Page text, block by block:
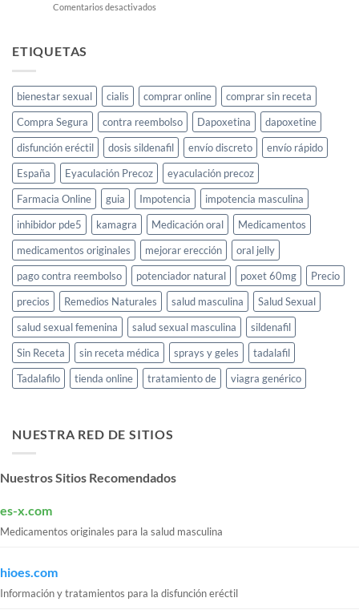
Comentarios desactivados
libido
femenina
y
cómo
usarlo
ETIQUETAS
bienestar sexual cialis comprar online
comprar sin receta
Compra Segura
contra reembolso Dapoxetina
dapoxetine
disfunción eréctil
dosis sildenafil envío discreto
envío rápido
España
Eyaculación Precoz
eyaculación precoz
Farmacia Online
guia Impotencia
impotencia masculina
inhibidor pde5
kamagra Medicación oral
Medicamentos
medicamentos originales
mejorar erección
oral jelly
pago contra reembolso
potenciador natural poxet 60mg
Precio
precios
Remedios Naturales salud masculina
Salud Sexual
salud sexual femenina
salud sexual masculina
sildenafil
Sin Receta
sin receta médica sprays y geles
tadalafil
Tadalafilo
tienda online tratamiento de viagra genérico
NUESTRA RED DE SITIOS
Nuestros Sitios Recomendados
es-x.com
Medicamentos originales para la salud masculina
hioes.com
Información y tratamientos para la disfunción eréctil